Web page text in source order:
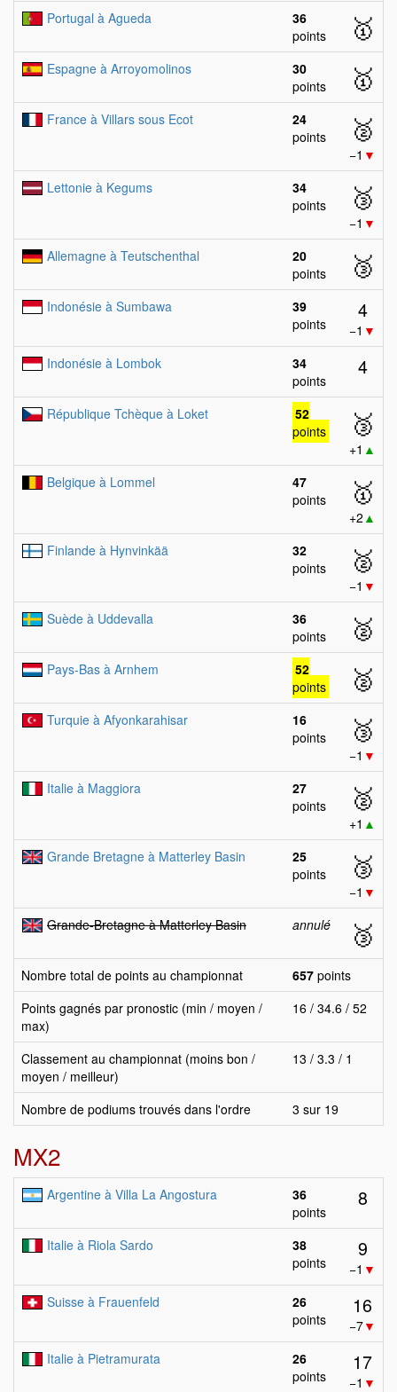
Portugal à Agueda
36
points
🥇
Espagne à Arroyomolinos
30
points
🥇
France à Villars sous Ecot
24
points
🥈
−1 ▼
Lettonie à Kegums
34
points
🥉
−1 ▼
Allemagne à Teutschenthal
20
points
🥉
Indonésie à Sumbawa
39
points
4
−1 ▼
Indonésie à Lombok
34
points
4
République Tchèque à Loket
52
points
🥉
+1 ▲
Belgique à Lommel
47
points
🥇
+2 ▲
Finlande à Hynvinkää
32
points
🥈
−1 ▼
Suède à Uddevalla
36
points
🥈
Pays-Bas à Arnhem
52
points
🥈
Turquie à Afyonkarahisar
16
points
🥉
−1 ▼
Italie à Maggiora
27
points
🥈
+1 ▲
Grande Bretagne à Matterley Basin
25
points
🥉
−1 ▼
Grande-Bretagne à Matterley Basin
annulé 🥉
Nombre total de points au championnat 657 points
Points gagnés par pronostic (min / moyen /
max)
16 / 34.6 / 52
Classement au championnat (moins bon /
moyen / meilleur)
13 / 3.3 / 1
Nombre de podiums trouvés dans l'ordre 3 sur 19
MX2
Argentine à Villa La Angostura
36
points
8
Italie à Riola Sardo
38
points
9
−1 ▼
Suisse à Frauenfeld
26
points
16
−7▼
Italie à Pietramurata
26
points
17
−1 ▼